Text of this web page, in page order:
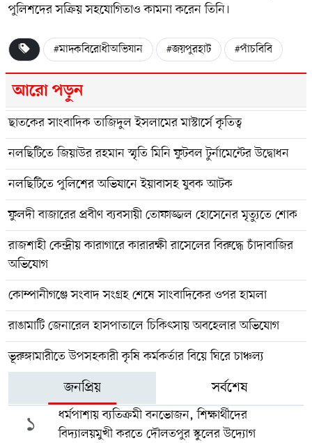
পুলিশদের সক্রিয় সহযোগিতাও কামনা করেন তিনি।
#মাদকবিরোধীঅভিযান #জয়পুরহাট #পাঁচবিবি
আরো পড়ুন
ছাতকের সাংবাদিক তাজিদুল ইসলামের মাস্টার্সে কৃতিত্ব
নলছিটিতে জিয়াউর রহমান স্মৃতি মিনি ফুটবল টুর্নামেন্টের উদ্বোধন
নলছিটিতে পুলিশের অভিযানে ইয়াবাসহ যুবক আটক
ফুলদী বাজারের প্রবীণ ব্যবসায়ী তোফাজ্জল হোসেনের মৃত্যুতে শোক
রাজশাহী কেন্দ্রীয় কারাগারে কারারক্ষী রাসেলের বিরুদ্ধে চাঁদাবাজির
অভিযোগ
কোম্পানীগঞ্জে সংবাদ সংগ্রহ শেষে সাংবাদিকের ওপর হামলা
রাঙামাটি জেনারেল হাসপাতালে চিকিৎসায় অবহেলার অভিযোগ
ভূরুঙ্গামারীতে উপসহকারী কৃষি কর্মকর্তার বিয়ে ঘিরে চাঞ্চল্য
জনপ্রিয় সর্বশেষ
১
ধর্মপাশায় ব্যতিক্রমী বনভোজন, শিক্ষার্থীদের
বিদ্যালয়মুখী করতে দৌলতপুর স্কুলের উদ্যোগ